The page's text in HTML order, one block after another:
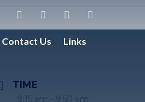
Contact Us Links
TIME
9:15 am - 9:50 am